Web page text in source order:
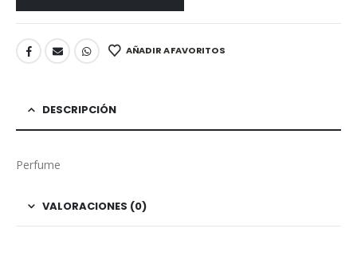
AÑADIR A FAVORITOS
DESCRIPCIÓN
Perfume
VALORACIONES (0)